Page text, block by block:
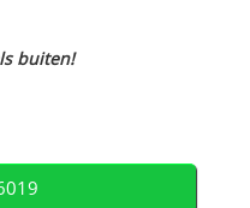
buiten!